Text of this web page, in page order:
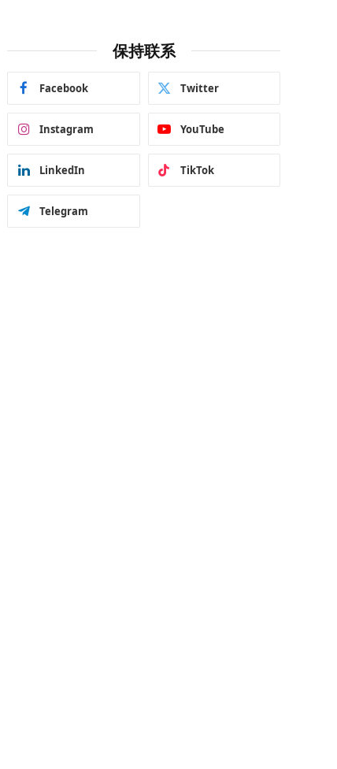
保持联系
Facebook Twitter
Instagram YouTube
LinkedIn TikTok
Telegram